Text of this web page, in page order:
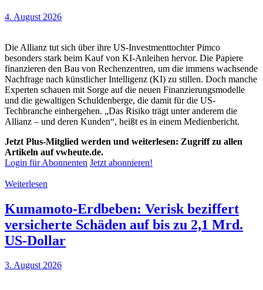
4. August 2026
Die Allianz tut sich über ihre US-Investmenttochter Pimco
besonders stark beim Kauf von KI-Anleihen hervor. Die Papiere
finanzieren den Bau von Rechenzentren, um die immens wachsende
Nachfrage nach künstlicher Intelligenz (KI) zu stillen. Doch manche
Experten schauen mit Sorge auf die neuen Finanzierungsmodelle
und die gewaltigen Schuldenberge, die damit für die US-
Techbranche einhergehen. „Das Risiko trägt unter anderem die
Allianz – und deren Kunden“, heißt es in einem Medienbericht.
Jetzt Plus-Mitglied werden und weiterlesen: Zugriff zu allen
Artikeln auf vwheute.de.
Login für Abonnenten Jetzt abonnieren!
Weiterlesen
Kumamoto-Erdbeben: Verisk beziffert
versicherte Schäden auf bis zu 2,1 Mrd.
US-Dollar
3. August 2026